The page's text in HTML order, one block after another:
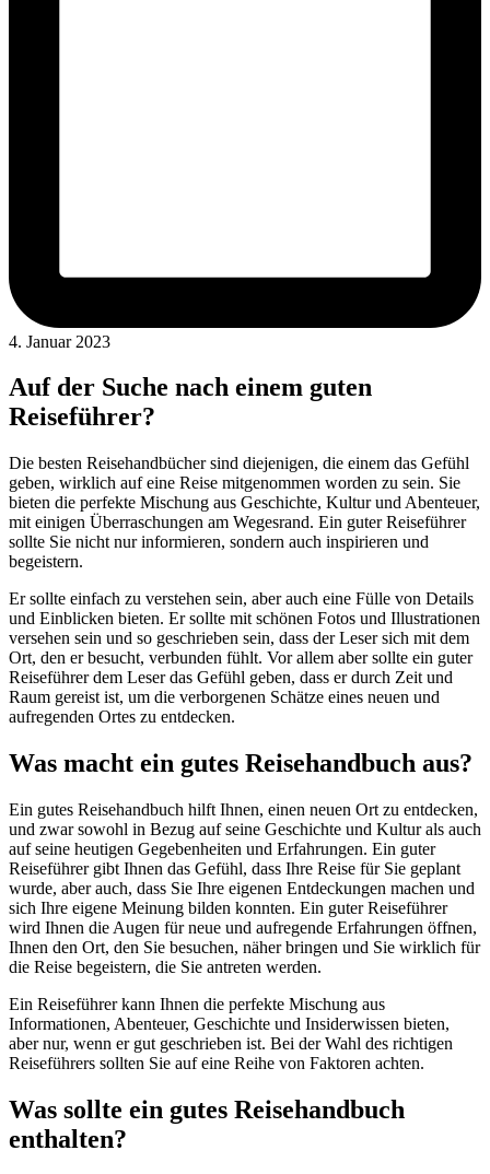
4. Januar 2023
Auf der Suche nach einem guten
Reiseführer?
Die besten Reisehandbücher sind diejenigen, die einem das Gefühl
geben, wirklich auf eine Reise mitgenommen worden zu sein. Sie
bieten die perfekte Mischung aus Geschichte, Kultur und Abenteuer,
mit einigen Überraschungen am Wegesrand. Ein guter Reiseführer
sollte Sie nicht nur informieren, sondern auch inspirieren und
begeistern.
Er sollte einfach zu verstehen sein, aber auch eine Fülle von Details
und Einblicken bieten. Er sollte mit schönen Fotos und Illustrationen
versehen sein und so geschrieben sein, dass der Leser sich mit dem
Ort, den er besucht, verbunden fühlt. Vor allem aber sollte ein guter
Reiseführer dem Leser das Gefühl geben, dass er durch Zeit und
Raum gereist ist, um die verborgenen Schätze eines neuen und
aufregenden Ortes zu entdecken.
Was macht ein gutes Reisehandbuch aus?
Ein gutes Reisehandbuch hilft Ihnen, einen neuen Ort zu entdecken,
und zwar sowohl in Bezug auf seine Geschichte und Kultur als auch
auf seine heutigen Gegebenheiten und Erfahrungen. Ein guter
Reiseführer gibt Ihnen das Gefühl, dass Ihre Reise für Sie geplant
wurde, aber auch, dass Sie Ihre eigenen Entdeckungen machen und
sich Ihre eigene Meinung bilden konnten. Ein guter Reiseführer
wird Ihnen die Augen für neue und aufregende Erfahrungen öffnen,
Ihnen den Ort, den Sie besuchen, näher bringen und Sie wirklich für
die Reise begeistern, die Sie antreten werden.
Ein Reiseführer kann Ihnen die perfekte Mischung aus
Informationen, Abenteuer, Geschichte und Insiderwissen bieten,
aber nur, wenn er gut geschrieben ist. Bei der Wahl des richtigen
Reiseführers sollten Sie auf eine Reihe von Faktoren achten.
Was sollte ein gutes Reisehandbuch
enthalten?